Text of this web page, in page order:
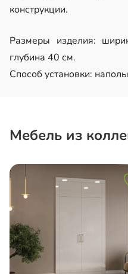
конструкции.
Размеры изделия:
глубина 40 см.
Способ установки:
Мебель из